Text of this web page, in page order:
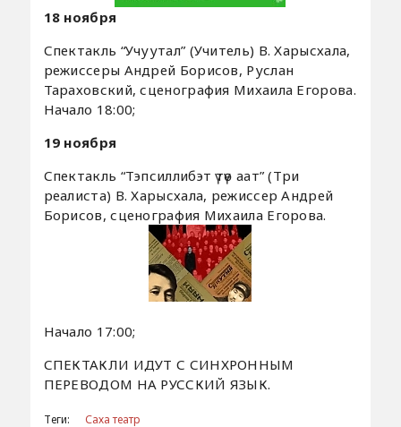
18 ноября
Спектакль “Учуутал” (Учитель) В. Харысхала,
режиссеры Андрей Борисов, Руслан
Тараховский, сценография Михаила Егорова.
Начало 18:00;
19 ноября
Спектакль “Тэпсиллибэт үтүө аат” (Три
реалиста) В. Харысхала, режиссер Андрей
Борисов, сценография Михаила Егорова.
Начало 17:00;
СПЕКТАКЛИ ИДУТ С СИНХРОННЫМ
ПЕРЕВОДОМ НА РУССКИЙ ЯЗЫК.
Теги: Саха театр